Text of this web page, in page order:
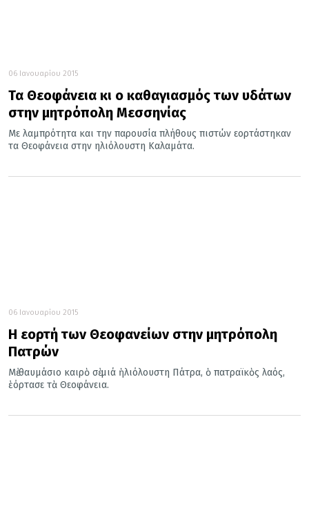
06 Ιανουαρίου 2015
Τα Θεοφάνεια κι ο καθαγιασμός των υδάτων
στην μητρόπολη Μεσσηνίας
Με λαμπρότητα και την παρουσία πλήθους πιστών εορτάστηκαν
τα Θεοφάνεια στην ηλιόλουστη Καλαμάτα.
06 Ιανουαρίου 2015
Η εορτή των Θεοφανείων στην μητρόπολη
Πατρών
Μὲ θαυμάσιο καιρὸ σὲ μιά ἡλιόλουστη Πάτρα, ὁ πατραϊκὸς λαός,
ἑόρτασε τὰ Θεοφάνεια.